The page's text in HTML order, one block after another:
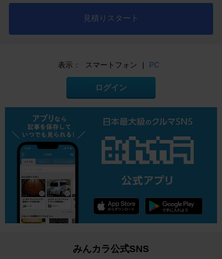
見積りスタート
表示： スマートフォン | PC
ログイン
みんカラ公式SNS